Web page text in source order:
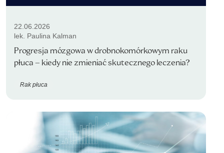
22.06.2026
lek. Paulina Kalman
Progresja mózgowa w drobnokomórkowym raku
płuca – kiedy nie zmieniać skutecznego leczenia?
Rak płuca